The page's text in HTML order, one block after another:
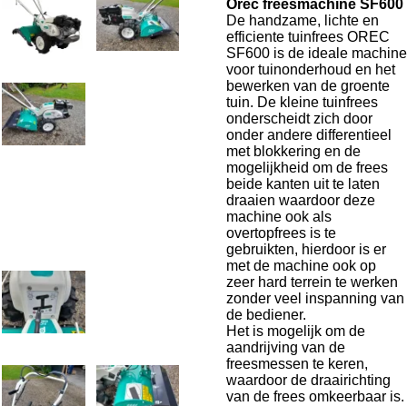
Orec freesmachine SF600
De handzame, lichte en
efficiente tuinfrees OREC
SF600 is de ideale machine
voor tuinonderhoud en het
bewerken van de groente
tuin. De kleine tuinfrees
onderscheidt zich door
onder andere differentieel
met blokkering en de
mogelijkheid om de frees
beide kanten uit te laten
draaien waardoor deze
machine ook als
overtopfrees is te
gebruikten, hierdoor is er
met de machine ook op
zeer hard terrein te werken
zonder veel inspanning van
de bediener.
Het is mogelijk om de
aandrijving van de
freesmessen te keren,
waardoor de draairichting
van de frees omkeerbaar is.